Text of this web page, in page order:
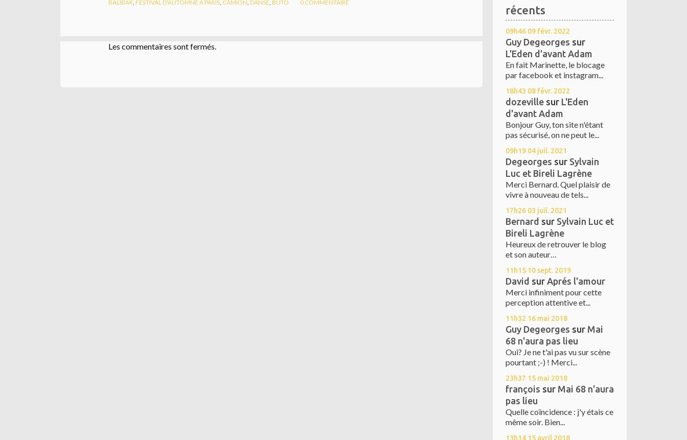
BALIBAR, FESTIVAL D'AUTOMNE À PARIS, CAMION, DANSE, BUTO 0 COMMENTAIRE
Les commentaires sont fermés.
récents
09h46 09 févr. 2022
Guy Degeorges sur
L'Eden d'avant Adam
En fait Marinette, le blocage
par facebook et instagram...
18h43 08 févr. 2022
dozeville sur L'Eden
d'avant Adam
Bonjour Guy, ton site n'étant
pas sécurisé, on ne peut le...
09h19 04 juil. 2021
Degeorges sur Sylvain
Luc et Bireli Lagrène
Merci Bernard. Quel plaisir de
vivre à nouveau de tels...
17h26 03 juil. 2021
Bernard sur Sylvain Luc et
Bireli Lagrène
Heureux de retrouver le blog
et son auteur…
11h15 10sept. 2019
David sur Aprés l'amour
Merci infiniment pour cette
perception attentive et...
11h32 16 mai 2018
Guy Degeorges sur Mai
68 n'aura pas lieu
Oui? Je ne t'ai pas vu sur scène
pourtant ;-) ! Merci...
23h37 15 mai 2018
françois sur Mai 68 n'aura
pas lieu
Quelle coïncidence : j'y étais ce
même soir. Bien...
13h14 15 avril 2018